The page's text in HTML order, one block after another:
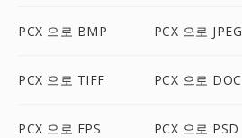
PCX 으로 BMP PCX 으로 JPEG
PCX 으로 TIFF PCX 으로 DOC
PCX 으로 EPS PCX 으로 PSD